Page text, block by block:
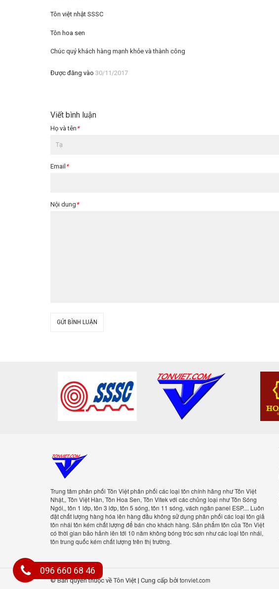
Tôn việt nhật SSSC
Tôn hoa sen
Chúc quý khách hàng mạnh khỏe và thành công
Được đăng vào 30/11/2017
Viết bình luận
Họ và tên *
Email *
Nội dung *
GỬI BÌNH LUẬN
Trung tâm phân phối Tôn Việt phân phối các loại tôn chính hãng như Tôn Việt
Nhật,, Tôn Việt Hàn, Tôn Hoa Sen, Tôn Vitek với các chủng loại như Tôn Sóng
Ngói,, tôn 1 lớp, tôn 3 lớp, tôn 5 sóng, tôn 11 sóng, vách ngăn panel ESP.... Luôn
đặt chất lượng hàng hóa lên hàng đầu không sử dụng phân phối các loại tôn giả
tôn nhái tôn kém chất lượng để bán cho khách hàng. Sản phẩm tôn của Tôn Việt
có thời gian bảo hảnh lên tới 10 năm không bóng tróc sơn như các loại tôn nhái,
tôn trung quốc kém chất lượng trên thị trường.
© Bản quyền thuộc về Tôn Việt | Cung cấp bởi tonviet.com
096 660 68 46